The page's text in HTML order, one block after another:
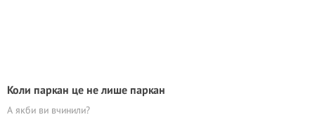
Коли паркан це не лише паркан
А якби ви вчинили?